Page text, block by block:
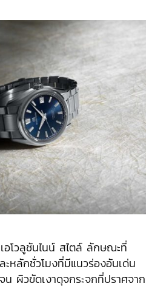
อโวลูชันไนน์ สไตล์ ลักษณะที่
หลักชั่วโมงที่มีแนวร่องอันเด่น
น ผิวขัดเงาดุจกระจกที่ปราศจาก